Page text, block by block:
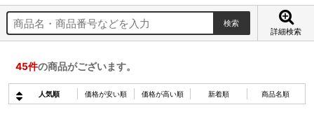
詳細検索
45件の商品がございます。
人気順 価格が安い順 価格が高い順 新着順 商品名順